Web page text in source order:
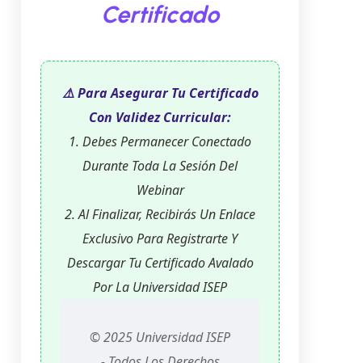
Certificado
⚠️ Para Asegurar Tu Certificado
Con Validez Curricular:
1. Debes Permanecer Conectado
Durante Toda La Sesión Del
Webinar
2. Al Finalizar, Recibirás Un Enlace
Exclusivo Para Registrarte Y
Descargar Tu Certificado Avalado
Por La Universidad ISEP
© 2025 Universidad ISEP